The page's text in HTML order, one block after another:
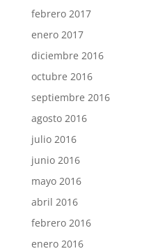
febrero 2017
enero 2017
diciembre 2016
octubre 2016
septiembre 2016
agosto 2016
julio 2016
junio 2016
mayo 2016
abril 2016
febrero 2016
enero 2016